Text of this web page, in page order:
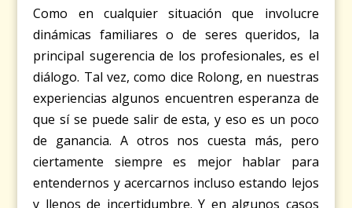
Como en cualquier situación que involucre
dinámicas familiares o de seres queridos, la
principal sugerencia de los profesionales, es el
diálogo. Tal vez, como dice Rolong, en nuestras
experiencias algunos encuentren esperanza de
que sí se puede salir de esta, y eso es un poco
de ganancia. A otros nos cuesta más, pero
ciertamente siempre es mejor hablar para
entendernos y acercarnos incluso estando lejos
y llenos de incertidumbre. Y en algunos casos